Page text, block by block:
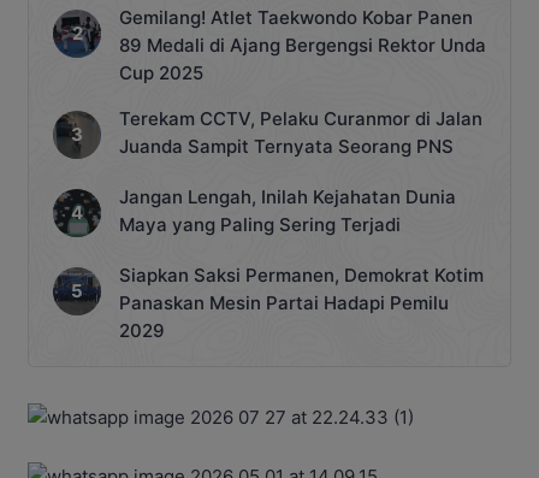
Gemilang! Atlet Taekwondo Kobar Panen
89 Medali di Ajang Bergengsi Rektor Unda
Cup 2025
Terekam CCTV, Pelaku Curanmor di Jalan
Juanda Sampit Ternyata Seorang PNS
Jangan Lengah, Inilah Kejahatan Dunia
Maya yang Paling Sering Terjadi
Siapkan Saksi Permanen, Demokrat Kotim
Panaskan Mesin Partai Hadapi Pemilu
2029